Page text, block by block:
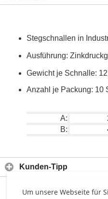
Um unsere Webseite für
Stegschnallen in
Ausführung:
Gewicht je Schnalle:
Anzahl je Packung: 10
A:
B:
Kunden-Tipp